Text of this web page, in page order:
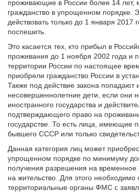
проживающие в России более 14 лет,
гражданство в упрощенном порядке.
действовать только до 1 января 2017
поспешить.
Это касается тех, кто прибыл в
проживания до 1 ноября 2002 года и
территории России по настоящее
приобрели гражданство России в
Также под действие закона попадают
несовершеннолетние дети, если они
иностранного государства и
подтверждающего право на
государстве. То есть лица, имеющие
бывшего СССР или только
Данная категория лиц может
упрощенном порядке по минимуму
получения разрешения на временное
на жительство. Для этого необходимо
территориальные органы ФМС с